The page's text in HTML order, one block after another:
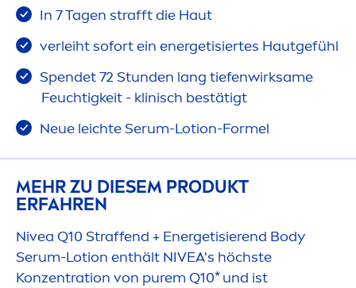
In 7 Tagen strafft die Haut
verleiht sofort ein energetisiertes Hautgefühl
Spendet 72 Stunden lang tiefenwirksame
Feuchtigkeit - klinisch bestätigt
Neue leichte Serum-Lotion-Formel
MEHR ZU DIESEM PRODUKT
ERFAHREN
Nivea Q10 Straffend + Energetisierend Body
Serum-Lotion enthält NIVEA's höchste
Konzentration von purem Q10* und ist